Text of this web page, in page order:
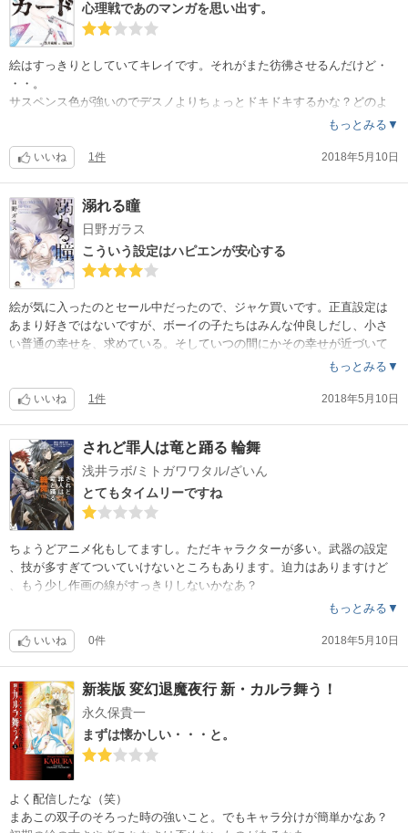
心理戦であのマンガを思い出す。
絵はすっきりとしていてキレイです。それがまた彷彿させるんだけど・
・・。
サスペンス色が強いのでデスノよりちょっとドキドキするかな？どのよ
うに進んでいくのか、目的は何か今後が楽しみですね。怖いけど。あと
もっとみる▼
いいね 1件 2018年5月10日
溺れる瞳
日野ガラス
こういう設定はハピエンが安心する
絵が気に入ったのとセール中だったので、ジャケ買いです。正直設定は
あまり好きではないですが、ボーイの子たちはみんな仲良しだし、小さ
い普通の幸せを、求めている。そしていつの間にかその幸せが近づいて
きている安心して最後まで読める作品でした。ベタだけど秋緒の話がお
もっとみる▼
いいね 1件 2018年5月10日
されど罪人は竜と踊る 輪舞
浅井ラボ/ミトガワワタル/ざいん
とてもタイムリーですね
ちょうどアニメ化もしてますし。ただキャラクターが多い。武器の設定
、技が多すぎてついていけないところもあります。迫力はありますけど
、もう少し作画の線がすっきりしないかなあ？
もっとみる▼
いいね 0件 2018年5月10日
新装版 変幻退魔夜行 新・カルラ舞う！
永久保貴一
まずは懐かしい・・・と。
よく配信したな（笑）
まあこの双子のそろった時の強いこと。でもキャラ分けが簡単かなあ？